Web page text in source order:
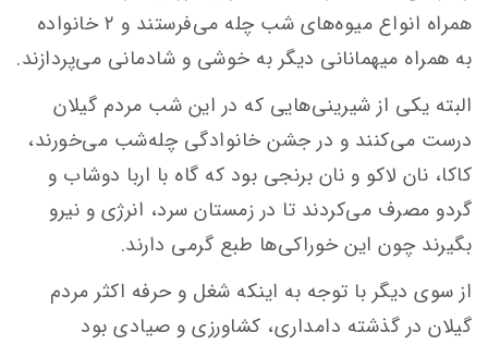
همراه انواع میوه‌های شب چله می‌فرستند و ۲ خانواده
به همراه میهمانانی دیگر به خوشی و شادمانی می‌پردازند.
البته یکی از شیرینی‌هایی که در این شب مردم گیلان
درست می‌کنند و در جشن خانوادگی چله‌شب می‌خورند،
کاکا، نان لاکو و نان برنجی بود که گاه با اربا دوشاب و
گردو مصرف می‌کردند تا در زمستان سرد، انرژی و نیرو
بگیرند چون این خوراکی‌ها طبع گرمی دارند.
از سوی دیگر با توجه به اینکه شغل و حرفه اکثر مردم
گیلان در گذشته دامداری، کشاورزی و صیادی بود